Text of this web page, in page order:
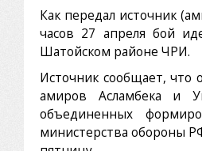
Как передал источник
часов 27 апреля бой
Шатойском районе ЧРИ.
Источник сообщает, что
амиров Асламбека и
объединенных
министерства обороны